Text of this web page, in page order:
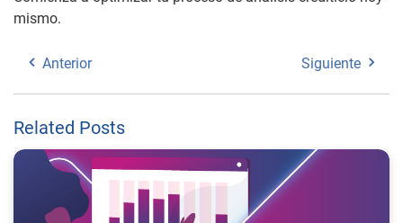
mismo.
Anterior Siguiente
Related Posts